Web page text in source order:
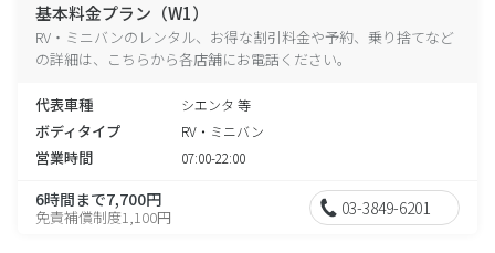
基本料金プラン（W1）
RV・ミニバンのレンタル、お得な割引料金や予約、乗り捨てなど
の詳細は、こちらから各店舗にお電話ください。
代表車種 シエンタ 等
ボディタイプ RV・ミニバン
営業時間 07:00-22:00
6時間まで7,700円
免責補償制度1,100円 03-3849-6201